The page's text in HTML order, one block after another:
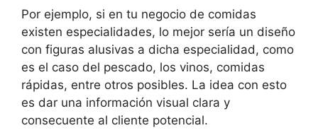
Por ejemplo, si en tu negocio de comidas
existen especialidades, lo mejor sería un diseño
con figuras alusivas a dicha especialidad, como
es el caso del pescado, los vinos, comidas
rápidas, entre otros posibles. La idea con esto
es dar una información visual clara y
consecuente al cliente potencial.